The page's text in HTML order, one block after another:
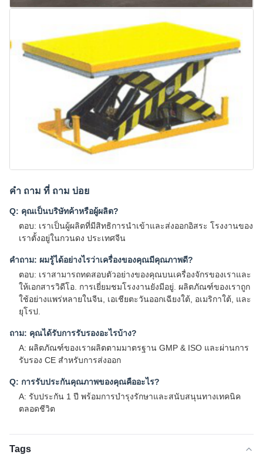
คํา ถาม ที่ ถาม บ่อย
Q: คุณเป็นบริษัทค้าหรือผู้ผลิต?
ตอบ: เราเป็นผู้ผลิตที่มีสิทธิการนําเข้าและส่งออกอิสระ โรงงานของ
เราตั้งอยู่ในกวนดง ประเทศจีน
คําถาม: ผมรู้ได้อย่างไรว่าเครื่องของคุณมีคุณภาพดี?
ตอบ: เราสามารถทดสอบตัวอย่างของคุณบนเครื่องจักรของเราและ
ให้เอกสารวิดีโอ. การเยี่ยมชมโรงงานยังมีอยู่. ผลิตภัณฑ์ของเราถูก
ใช้อย่างแพร่หลายในจีน, เอเชียตะวันออกเฉียงใต้, อเมริกาใต้, และ
ยุโรป.
ถาม: คุณได้รับการรับรองอะไรบ้าง?
A: ผลิตภัณฑ์ของเราผลิตตามมาตรฐาน GMP & ISO และผ่านการ
รับรอง CE สําหรับการส่งออก
Q: การรับประกันคุณภาพของคุณคืออะไร?
A: รับประกัน 1 ปี พร้อมการบํารุงรักษาและสนับสนุนทางเทคนิค
ตลอดชีวิต
Tags